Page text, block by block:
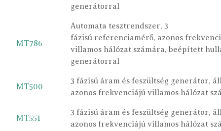
generátorral
MT786
Automata tesztrendszer, 3
fázisú referenciamérő, azonos
villamos hálózat számára, beépített
generátorral
MT500
3 fázisú áram és feszültség generátor,
azonos frekvenciájú villamos hálózat
MT551
3 fázisú áram és feszültség generátor,
azonos frekvenciájú villamos hálózat